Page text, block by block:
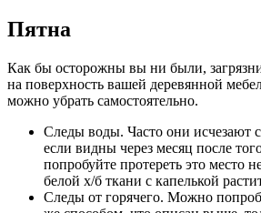
Пятна
Как бы осторожны вы ни были,
на поверхность вашей деревянной
можно убрать самостоятельно.
Следы воды. Часто они исчезают
если видны через месяц после
попробуйте протереть это место
белой х/б ткани с капелькой
Следы от горячего. Можно